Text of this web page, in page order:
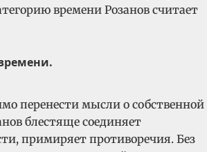
времени Розанов считает
перенести мысли о собственной
блестяще соединяет
примиряет противоречия. Без